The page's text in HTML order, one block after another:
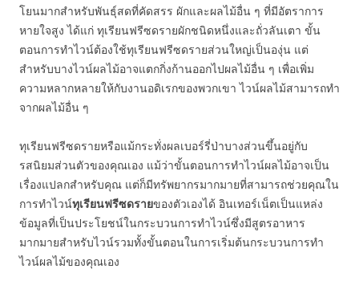
โยนมากสำหรับพันธุ์สดที่คัดสรร ผักและผลไม้อื่น ๆ ที่มีอัตราการ
หายใจสูง ได้แก่ ทุเรียนฟรีซดรายผักชนิดหนึ่งและถั่วลันเตา ขั้น
ตอนการทำไวน์ต้องใช้ทุเรียนฟรีซดรายส่วนใหญ่เป็นองุ่น แต่
สำหรับบางไวน์ผลไม้อาจแตกกิ่งก้านออกไปผลไม้อื่น ๆ เพื่อเพิ่ม
ความหลากหลายให้กับงานอดิเรกของพวกเขา ไวน์ผลไม้สามารถทำ
จากผลไม้อื่น ๆ
ทุเรียนฟรีซดรายหรือแม้กระทั่งผลเบอร์รี่ป่าบางส่วนขึ้นอยู่กับ
รสนิยมส่วนตัวของคุณเอง แม้ว่าขั้นตอนการทำไวน์ผลไม้อาจเป็น
เรื่องแปลกสำหรับคุณ แต่ก็มีทรัพยากรมากมายที่สามารถช่วยคุณใน
การทำไวน์ทุเรียนฟรีซดรายของตัวเองได้ อินเทอร์เน็ตเป็นแหล่ง
ข้อมูลที่เป็นประโยชน์ในกระบวนการทำไวน์ซึ่งมีสูตรอาหาร
มากมายสำหรับไวน์รวมทั้งขั้นตอนในการเริ่มต้นกระบวนการทำ
ไวน์ผลไม้ของคุณเอง